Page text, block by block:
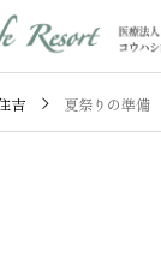
吉 夏祭りの準備